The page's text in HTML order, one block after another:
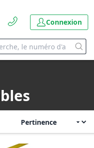
Connexion